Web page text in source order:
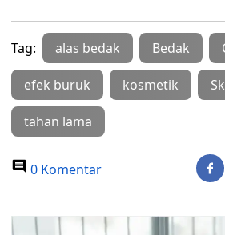
Tag: alas bedak Bedak
efek buruk kosmetik
tahan lama
0 Komentar